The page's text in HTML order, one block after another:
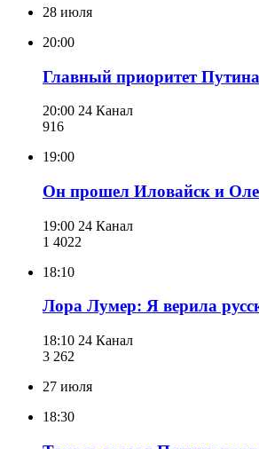
28 июля
20:00
Главный приоритет
20:00 24 Канал
916
19:00
Он прошел Иловайск и
19:00 24 Канал
1 4022
18:10
Лора Лумер: Я верила
18:10 24 Канал
3 262
27 июля
18:30